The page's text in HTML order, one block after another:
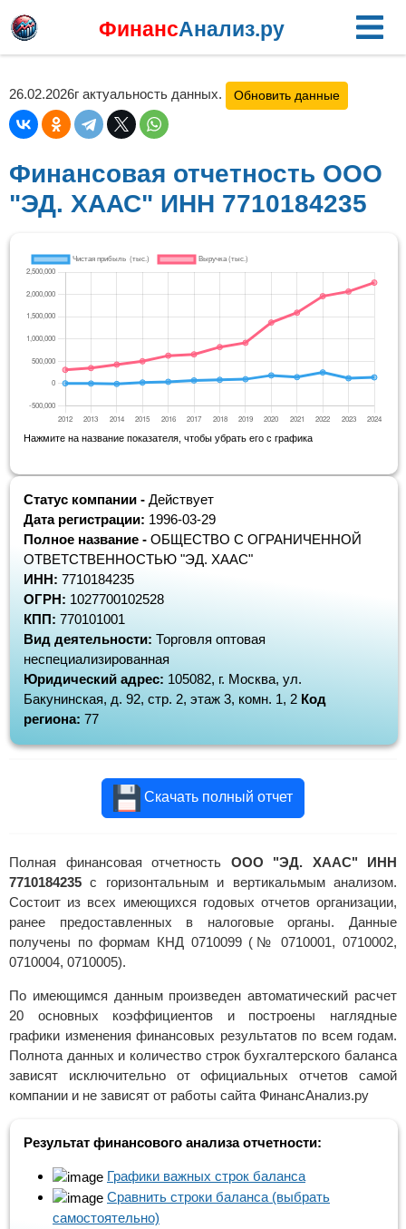
ФинансАнализ.ру
26.02.2026г актуальность данных. Обновить данные
Финансовая отчетность ООО
"ЭД. ХААС" ИНН 7710184235
Нажмите на название показателя, чтобы убрать его с графика
Статус компании - Действует
Дата регистрации: 1996-03-29
Полное название - ОБЩЕСТВО С ОГРАНИЧЕННОЙ
ОТВЕТСТВЕННОСТЬЮ "ЭД. ХААС"
ИНН: 7710184235
ОГРН: 1027700102528
КПП: 770101001
Вид деятельности: Торговля оптовая
неспециализированная
Юридический адрес: 105082, г. Москва, ул.
Бакунинская, д. 92, стр. 2, этаж 3, комн. 1, 2 Код
региона: 77
Скачать полный отчет
Полная финансовая отчетность ООО "ЭД. ХААС" ИНН
7710184235 с горизонтальным и вертикальмым анализом.
Состоит из всех имеющихся годовых отчетов организации,
ранее предоставленных в налоговые органы. Данные
получены по формам КНД 0710099 (№ 0710001, 0710002,
0710004, 0710005).
По имеющимся данным произведен автоматический расчет
20 основных коэффициентов и построены наглядные
графики изменения финансовых результатов по всем годам.
Полнота данных и количество строк бухгалтерского баланса
зависят исключительно от официальных отчетов самой
компании и не зависят от работы сайта ФинансАнализ.ру
Результат финансового анализа отчетности:
Графики важных строк баланса
Сравнить строки баланса (выбрать
самостоятельно)